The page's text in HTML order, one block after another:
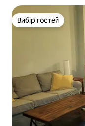
Вибір гостей
Вибір гостей